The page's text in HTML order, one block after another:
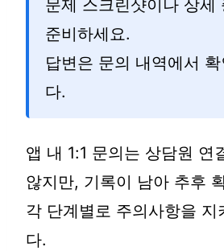
문제 스크린샷이나 상세
준비하세요.
답변은 문의 내역에서
다.
앱 내 1:1 문의는 상담원 연
않지만, 기록이 남아 추후
각 단계별로 주의사항을 지
다.